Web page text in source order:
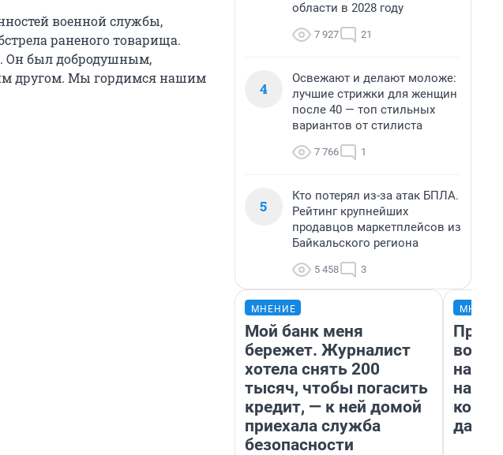
военной службы,
раненого товарища.
Он был добродушным,
другом. Мы гордимся нашим
области в 2028 году
7 927 21
4
Освежают и делают моложе:
лучшие стрижки для женщин
после 40 — топ стильных
вариантов от стилиста
7 766 1
5
Кто потерял из-за атак БПЛА.
Рейтинг крупнейших
продавцов маркетплейсов из
Байкальского региона
5 458 3
МНЕНИЕ
Мой банк меня
бережет. Журналист
хотела снять 200
тысяч, чтобы погасить
кредит, — к ней домой
приехала служба
безопасности
нам
даже